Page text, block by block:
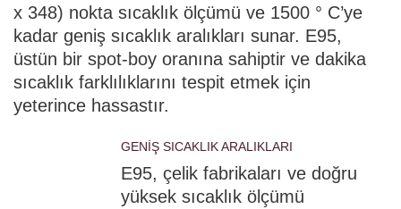
x 348) nokta sıcaklık ölçümü ve 1500 ° C’ye
kadar geniş sıcaklık aralıkları sunar. E95,
üstün bir spot-boy oranına sahiptir ve dakika
sıcaklık farklılıklarını tespit etmek için
yeterince hassastır.
GENİŞ SICAKLIK ARALIKLARI
E95, çelik fabrikaları ve doğru
yüksek sıcaklık ölçümü